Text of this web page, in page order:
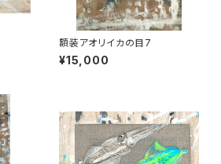
額装アオリイカの目7
¥15,000